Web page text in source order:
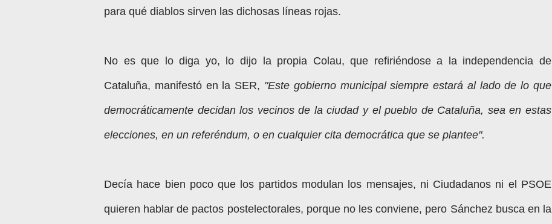
para qué diablos sirven las dichosas líneas rojas.
No es que lo diga yo, lo dijo la propia Colau, que refiriéndose a la independencia de
Cataluña, manifestó en la SER, "Este gobierno municipal siempre estará al lado de lo que
democráticamente decidan los vecinos de la ciudad y el pueblo de Cataluña, sea en estas
elecciones, en un referéndum, o en cualquier cita democrática que se plantee".
Decía hace bien poco que los partidos modulan los mensajes, ni Ciudadanos ni el PSOE
quieren hablar de pactos postelectorales, porque no les conviene, pero Sánchez busca en la